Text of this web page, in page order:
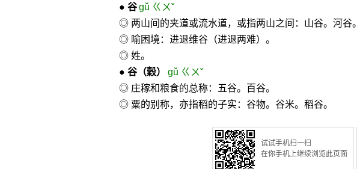
● 谷 gǔ ㄍㄨˇ
◎ 两山间的夹道或流水道，或指两山之间：山谷。河谷。
◎ 喻困境：进退维谷（进退两难）。
◎ 姓。
● 谷（穀）
gǔ ㄍㄨˇ
◎ 庄稼和粮食的总称：五谷。百谷。
◎ 粟的别称，亦指稻的子实：谷物。谷米。稻谷。
试试手机扫一扫
在你手机上继续浏览此页面